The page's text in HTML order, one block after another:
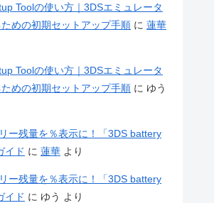
Toolの使い方｜3DSエミュレータ
めの初期セットアップ手順 に 蓮華
Toolの使い方｜3DSエミュレータ
めの初期セットアップ手順 に ゆう
ー残量を％表示に！「3DS battery
イド に 蓮華 より
ー残量を％表示に！「3DS battery
イド に ゆう より